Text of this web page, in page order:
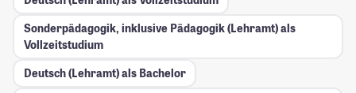
Sonderpädagogik, inklusive Pädagogik (Lehramt) als
Vollzeitstudium
Deutsch (Lehramt) als Bachelor